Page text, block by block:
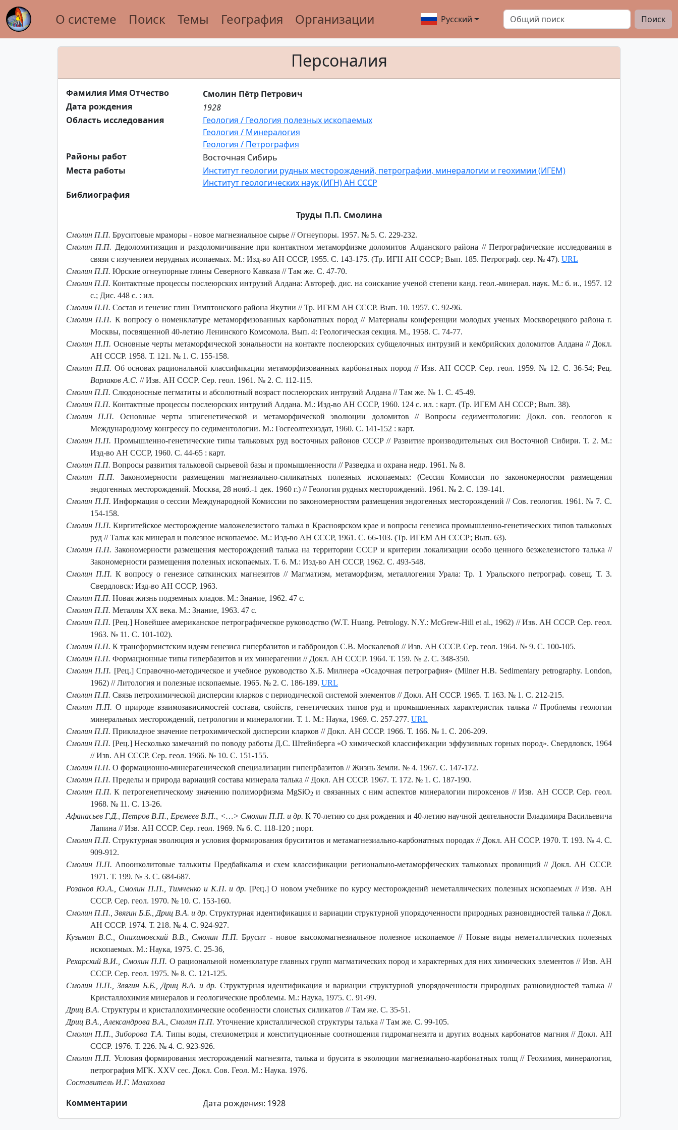
О системе Поиск Темы География Организации Русский Поиск
Персоналия
Фамилия Имя Отчество
Смолин Пётр Петрович
Дата рождения
1928
Область исследования
Геология / Геология полезных ископаемых
Геология / Минералогия
Геология / Петрография
Районы работ
Восточная Сибирь
Места работы
Институт геологии рудных месторождений, петрографии, минералогии и геохимии (ИГЕМ)
Институт геологических наук (ИГН) АН СССР
Библиография
Труды П.П. Смолина
Смолин П.П. Бруситовые мраморы - новое магнезиальное сырье // Огнеупоры. 1957. № 5. С. 229-232.
Смолин П.П. Дедоломитизация и раздоломичивание при контактном метаморфизме доломитов Алданского района // Петрографические исследования в
связи с изучением нерудных исопаемых. М.: Изд-во АН СССР, 1955. С. 143-175. (Тр. ИГН АН СССР; Вып. 185. Петрограф. сер. № 47). URL
Смолин П.П. Юрские огнеупорные глины Северного Кавказа // Там же. С. 47-70.
Смолин П.П. Контактные процессы послеюрских интрузий Алдана: Автореф. дис. на соискание ученой степени канд. геол.-минерал. наук. М.: б. и., 1957. 12
с.; Дис. 448 с. : ил.
Смолин П.П. Состав и генезис глин Тимптонского района Якутии // Тр. ИГЕМ АН СССР. Вып. 10. 1957. С. 92-96.
Смолин П.П. К вопросу о номенклатуре метаморфизованных карбонатных пород // Материалы конференции молодых ученых Москворецкого района г.
Москвы, посвященной 40-летию Ленинского Комсомола. Вып. 4: Геологическая секция. М., 1958. С. 74-77.
Смолин П.П. Основные черты метаморфической зональности на контакте послеюрских субщелочных интрузий и кембрийских доломитов Алдана // Докл.
АН СССР. 1958. Т. 121. № 1. С. 155-158.
Смолин П.П. Об основах рациональной классификации метаморфизованных карбонатных пород // Изв. АН СССР. Сер. геол. 1959. № 12. С. 36-54; Рец.
Варлаков А.С. // Изв. АН СССР. Сер. геол. 1961. № 2. С. 112-115.
Смолин П.П. Слюдоносные пегматиты и абсолютный возраст послеюрских интрузий Алдана // Там же. № 1. С. 45-49.
Смолин П.П. Контактные процессы послеюрских интрузий Алдана. М.: Изд-во АН СССР, 1960. 124 с. ил. : карт. (Тр. ИГЕМ АН СССР; Вып. 38).
Смолин П.П. Основные черты эпигенетической и метаморфической эволюции доломитов // Вопросы седиментологии: Докл. сов. геологов к
Международному конгрессу по седиментологии. М.: Госгеолтехиздат, 1960. С. 141-152 : карт.
Смолин П.П. Промышленно-генетические типы тальковых руд восточных районов СССР // Развитие производительных сил Восточной Сибири. Т. 2. М.:
Изд-во АН СССР, 1960. С. 44-65 : карт.
Смолин П.П. Вопросы развития тальковой сырьевой базы и промышленности // Разведка и охрана недр. 1961. № 8.
Смолин П.П. Закономерности размещения магнезиально-силикатных полезных ископаемых: (Сессия Комиссии по закономерностям размещения
эндогенных месторождений. Москва, 28 нояб.-1 дек. 1960 г.) // Геология рудных месторождений. 1961. № 2. С. 139-141.
Смолин П.П. Информация о сессии Международной Комиссии по закономерностям размещения эндогенных месторождений // Сов. геология. 1961. № 7. С.
154-158.
Смолин П.П. Киргитейское месторождение маложелезистого талька в Красноярском крае и вопросы генезиса промышленно-генетических типов тальковых
руд // Тальк как минерал и полезное ископаемое. М.: Изд-во АН СССР, 1961. С. 66-103. (Тр. ИГЕМ АН СССР; Вып. 63).
Смолин П.П. Закономерности размещения месторождений талька на территории СССР и критерии локализации особо ценного безжелезистого талька //
Закономерности размещения полезных ископаемых. Т. 6. М.: Изд-во АН СССР, 1962. С. 493-548.
Смолин П.П. К вопросу о генезисе саткинских магнезитов // Магматизм, метаморфизм, металлогения Урала: Тр. 1 Уральского петрограф. совещ. Т. 3.
Свердловск: Изд-во АН СССР, 1963.
Смолин П.П. Новая жизнь подземных кладов. М.: Знание, 1962. 47 с.
Смолин П.П. Металлы XX века. М.: Знание, 1963. 47 с.
Смолин П.П. [Рец.] Новейшее американское петрографическое руководство (W.T. Huang. Petrology. N.Y.: McGrew-Hill et al., 1962) // Изв. АН СССР. Сер. геол.
1963. № 11. С. 101-102).
Смолин П.П. К трансформистским идеям генезиса гипербазитов и габброидов С.В. Москалевой // Изв. АН СССР. Сер. геол. 1964. № 9. С. 100-105.
Смолин П.П. Формационные типы гипербазитов и их минерагении // Докл. АН СССР. 1964. Т. 159. № 2. С. 348-350.
Смолин П.П. [Рец.] Справочно-методическое и учебное руководство Х.Б. Милнера «Осадочная петрография» (Milner H.B. Sedimentary petrography. London,
1962) // Литология и полезные ископаемые. 1965. № 2. С. 186-189. URL
Смолин П.П. Связь петрохимической дисперсии кларков с периодической системой элементов // Докл. АН СССР. 1965. Т. 163. № 1. С. 212-215.
Смолин П.П. О природе взаимозависимостей состава, свойств, генетических типов руд и промышленных характеристик талька // Проблемы геологии
минеральных месторождений, петрологии и минералогии. Т. 1. М.: Наука, 1969. С. 257-277. URL
Смолин П.П. Прикладное значение петрохимической дисперсии кларков // Докл. АН СССР. 1966. Т. 166. № 1. С. 206-209.
Смолин П.П. [Рец.] Несколько замечаний по поводу работы Д.С. Штейнберга «О химической классификации эффузивных горных пород». Свердловск, 1964
// Изв. АН СССР. Сер. геол. 1966. № 10. С. 151-155.
Смолин П.П. О формационно-минерагенической специализации гипенрбазитов // Жизнь Земли. № 4. 1967. С. 147-172.
Смолин П.П. Пределы и природа вариаций состава минерала талька // Докл. АН СССР. 1967. Т. 172. № 1. С. 187-190.
Смолин П.П. К петрогенетическому значению полиморфизма MgSiO2и связанных с ним аспектов минералогии пироксенов // Изв. АН СССР. Сер. геол.
1968. № 11. С. 13-26.
Афанасьев Г.Д., Петров В.П., Еремеев В.П., ˂…˃ Смолин П.П. и др.К 70-летию со дня рождения и 40-летию научной деятельности Владимира Васильевича
Лапина // Изв. АН СССР. Сер. геол. 1969. № 6. С. 118-120 ; порт.
Смолин П.П. Структурная эволюция и условия формирования брусититов и метамагнезиально-карбонатных породах // Докл. АН СССР. 1970. Т. 193. № 4. С.
909-912.
Смолин П.П. Апоонколитовые талькиты Предбайкалья и схем классификации регионально-метаморфических тальковых провинций // Докл. АН СССР.
1971. Т. 199. № 3. С. 684-687.
Розанов Ю.А., Смолин П.П., Тимченко и К.П. и др. [Рец.] О новом учебнике по курсу месторождений неметаллических полезных ископаемых // Изв. АН
СССР. Сер. геол. 1970. № 10. С. 153-160.
Смолин П.П., Звягин Б.Б., Дриц В.А. и др. Структурная идентификация и вариации структурной упорядоченности природных разновидностей талька // Докл.
АН СССР. 1974. Т. 218. № 4. С. 924-927.
Кузьмин В.С., Онихимовский В.В., Смолин П.П. Брусит - новое высокомагнезиальное полезное ископаемое // Новые виды неметаллических полезных
ископаемых. М.: Наука, 1975. С. 25-36,
Рехарский В.И., Смолин П.П. О рациональной номенклатуре главных групп магматических пород и характерных для них химических элементов // Изв. АН
СССР. Сер. геол. 1975. № 8. С. 121-125.
Смолин П.П., Звягин Б.Б., Дриц В.А. и др. Структурная идентификация и вариации структурной упорядоченности природных разновидностей талька //
Кристаллохимия минералов и геологические проблемы. М.: Наука, 1975. С. 91-99.
Дриц В.А. Структуры и кристаллохимические особенности слоистых силикатов // Там же. С. 35-51.
Дриц В.А., Александрова В.А., Смолин П.П. Уточнение кристаллической структуры талька // Там же. С. 99-105.
Смолин П.П., Зиборова Т.А. Типы воды, стехиометрия и конституционные соотношения гидромагнезита и других водных карбонатов магния // Докл. АН
СССР. 1976. Т. 226. № 4. С. 923-926.
Смолин П.П. Условия формирования месторождений магнезита, талька и брусита в эволюции магнезиально-карбонатных толщ // Геохимия, минералогия,
петрография МГК. XXV сес. Докл. Сов. Геол. М.: Наука. 1976.
Составитель И.Г. Малахова
Комментарии Дата рождения: 1928